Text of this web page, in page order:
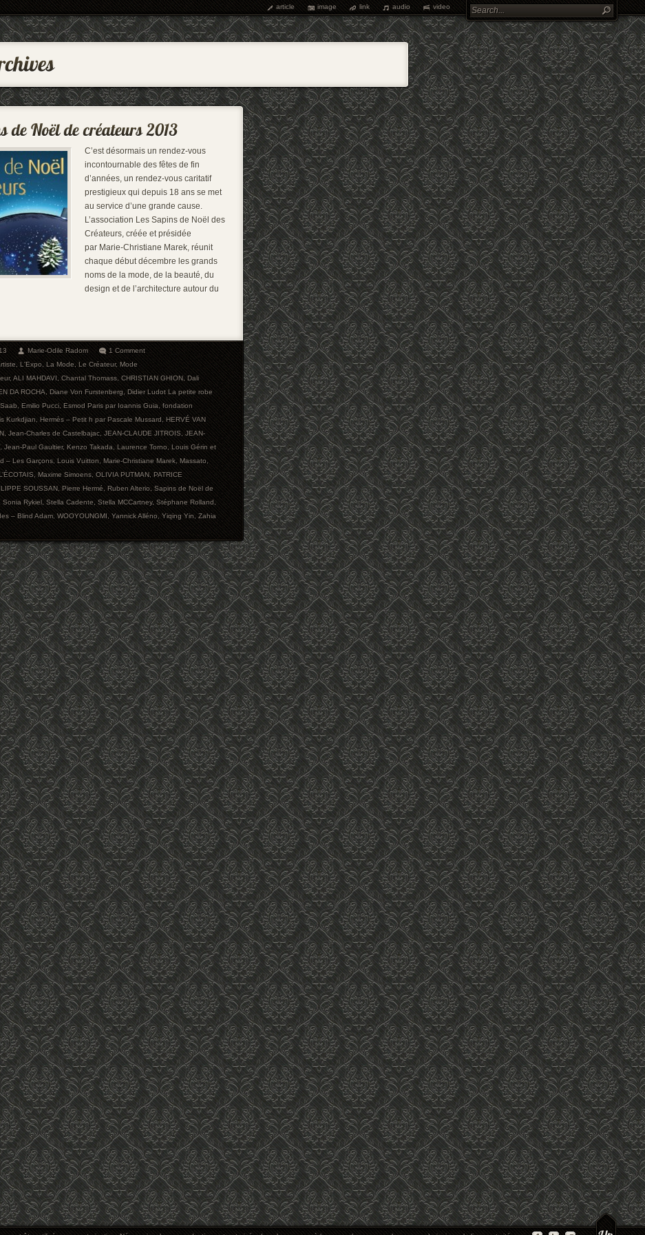
article image link audio video
C’est désormais un rendez-vous
incontournable des fêtes de fin
d’années, un rendez-vous caritatif
prestigieux qui depuis 18 ans se met
au service d’une grande cause.
L’association Les Sapins de Noël des
Créateurs, créée et présidée
par Marie-Christiane Marek, réunit
chaque début décembre les grands
noms de la mode, de la beauté, du
design et de l’architecture autour du
Marie-Odile Radom
1 Comment
,L'Expo,La Mode,Le Créateur,Mode
,ALI MAHDAVI,Chantal Thomass,CHRISTIAN GHION,Dali
DA ROCHA,Diane Von Furstenberg,Didier Ludot La petite robe
,Emilio Pucci,Esmod Paris par Ioannis Guia,fondation
Kurkdjian,Hermès – Petit h par Pascale Mussard,HERVÉ VAN
,Jean-Charles de Castelbajac,JEAN-CLAUDE JITROIS,JEAN-
,Jean-Paul Gaultier,Kenzo Takada,Laurence Torno,Louis Gérin et
– Les Garçons,Louis Vuitton,Marie-Christiane Marek,Massato,
,Maxime Simoens,OLIVIA PUTMAN,PATRICE
SOUSSAN,Pierre Hermé,Ruben Alterio,Sapins de Noël de
Sonia Rykiel,Stella Cadente,Stella MCCartney,Stéphane Rolland,
– Blind Adam,WOOYOUNGMI,Yannick Alléno,Yiqing Yin,Zahia